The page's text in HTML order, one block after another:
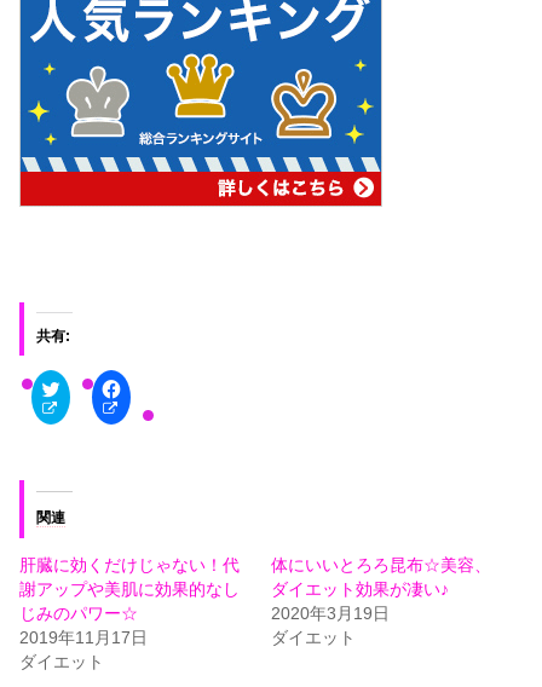
共有:
ク
リ
ッ
w
i
t
e
r
で
共
有
(
新
し
F
a
c
す
る
に
は
ク
リ
ッ
関連
肝臓に効くだけじゃない！代
謝アップや美肌に効果的なし
じみのパワー☆
2019年11月17日
ダイエット
体にいいとろろ昆布☆美容、
ダイエット効果が凄い♪
2020年3月19日
ダイエット